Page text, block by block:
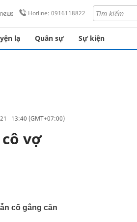
Hotline: 0916118822
lạ Quân sự Sự kiện
13:40 (GMT+07:00)
vợ
cố gắng cân